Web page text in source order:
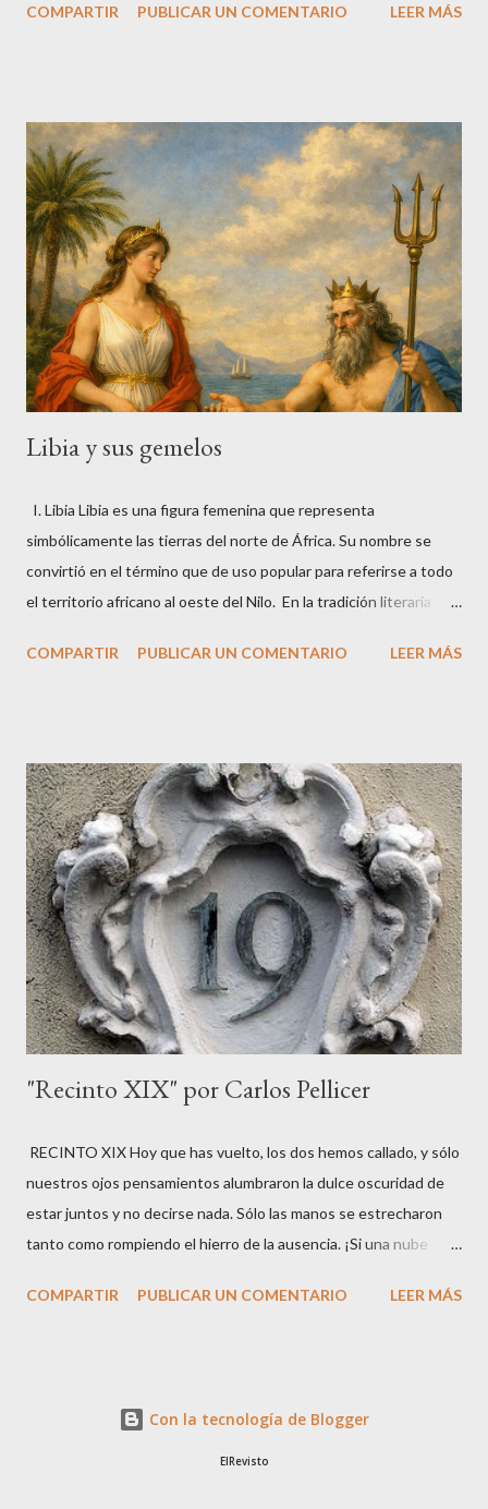
reyes, los primeros nombres de ciudades y la primera gran
la ninfa del fresno y madre de linajes Melia aparece en Hesíodo
como una oceánide, hija de Océano y Tetis, asociada al fresno,
árbol que en la poesía arcaica simboliza la fuerza vital y la
fertilidad. En Argos, Melia es presentada como la esposa de
Ínaco, aunque algunas tradiciones la sustituyen por Argía. Su
papel es eminentemente genealógico: es la madre de los
primeros reyes y epónimos de la región. De su unión...
COMPARTIR PUBLICAR UN COMENTARIO LEER MÁS
Libia y sus gemelos
I. Libia Libia es una figura femenina que representa
simbólicamente las tierras del norte de África. Su nombre se
convirtió en el término que de uso popular para referirse a todo
el territorio africano al oeste del Nilo. En la tradición literaria
sacerdotisa argiva que fue transformada en vaca y perseguida
De este modo, Libia adquiere un papel simbólico como epónima
del territorio que lleva su nombre. Según la tradición, Libia nació
y creció en la corte egipcia de Menfis , donde heredó la
autoridad sobre las tierras al oeste del Nilo. En la visión griega,
esto la convertía en la personificación de un territorio inmenso
que abarcaba desiertos, costas y regiones que más tarde serían
conocidas como Cirenaica , Tripolitania y otras zo...
COMPARTIR PUBLICAR UN COMENTARIO LEER MÁS
"Recinto XIX" por Carlos Pellicer
RECINTO XIX Hoy que has vuelto, los dos hemos callado, y sólo
nuestros ojos pensamientos alumbraron la dulce oscuridad de
estar juntos y no decirse nada. Sólo las manos se estrecharon
tanto como rompiendo el hierro de la ausencia. ¡Si una nube
asalto clarísimo, presente, de tu persona sobre los paisajes que
COMPARTIR PUBLICAR UN COMENTARIO LEER MÁS
Con la tecnología de Blogger
ElRevisto